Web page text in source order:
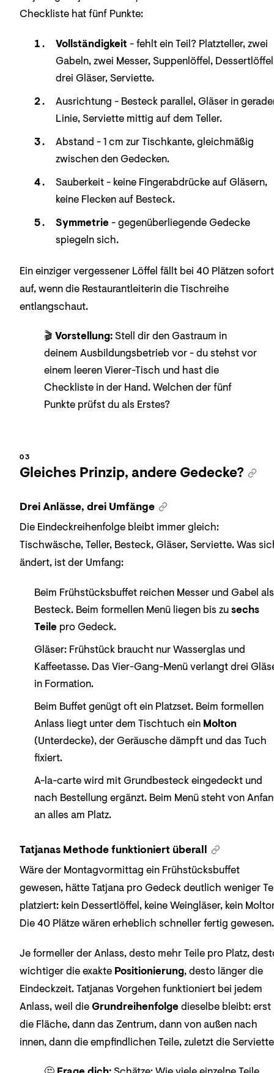
Checkliste hat fünf Punkte:
Vollständigkeit - fehlt ein Teil? Platzteller, zwei
Gabeln, zwei Messer, Suppenlöffel,
drei Gläser, Serviette.
Ausrichtung - Besteck parallel, Gläser in
Linie, Serviette mittig auf dem Teller.
Abstand - 1 cm zur Tischkante, gleichmäßig
zwischen den Gedecken.
Sauberkeit - keine Fingerabdrücke auf Gläsern,
keine Flecken auf Besteck.
Symmetrie- gegenüberliegende Gedecke
spiegeln sich.
Ein einziger vergessener Löffel fällt bei 40 Plätzen sofort
auf, wenn die Restaurantleiterin die Tischreihe
entlangschaut.
🎬 Vorstellung:Stell dir den Gastraum in
deinem Ausbildungsbetrieb vor - du stehst vor
einem leeren Vierer-Tisch und hast die
Checkliste in der Hand. Welchen der fünf
Punkte prüfst du als Erstes?
Gleiches Prinzip, andere Gedecke?
Drei Anlässe, drei Umfänge
Die Eindeckreihenfolge bleibt immer gleich:
Tischwäsche, Teller, Besteck, Gläser, Serviette. Was
ändert, ist der Umfang:
Beim Frühstücksbuffet reichen Messer und Gabel als
Besteck. Beim formellen Menü liegen bis zusechs
Teile pro Gedeck.
Gläser: Frühstück braucht nur Wasserglas und
Kaffeetasse. Das Vier-Gang-Menü verlangt drei
in Formation.
Beim Buffet genügt oft ein Platzset. Beim formellen
Anlass liegt unter dem Tischtuch ein Molton
(Unterdecke), der Geräusche dämpft und das Tuch
fixiert.
A-la-carte wird mit Grundbesteck eingedeckt und
nach Bestellung ergänzt. Beim Menü steht von
an alles am Platz.
Tatjanas Methode funktioniert überall
Wäre der Montagvormittag ein Frühstücksbuffet
gewesen, hätte Tatjana pro Gedeck deutlich weniger
platziert: kein Dessertlöffel, keine Weingläser, kein
Die 40 Plätze wären erheblich schneller fertig gewesen.
Je formeller der Anlass, desto mehr Teile pro Platz,
wichtiger die exakte Positionierung, desto länger die
Eindeckzeit. Tatjanas Vorgehen funktioniert bei jedem
Anlass, weil dieGrundreihenfolgedieselbe bleibt: erst
die Fläche, dann das Zentrum, dann von außen nach
innen, dann die empfindlichen Teile, zuletzt die